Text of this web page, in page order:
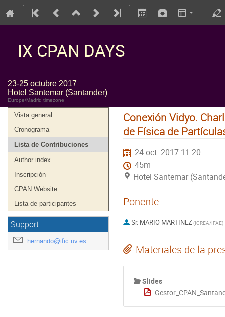
IX CPAN DAYS
23-25 octubre 2017
Hotel Santemar (Santander)
Europe/Madrid timezone
Vista general
Cronograma
Lista de Contribuciones
Author index
Inscripción
CPAN Website
Lista de participantes
Support
hernando@ific.uv.es
Conexión Vidyo.
de Física de
24 oct. 2017 11:20
45m
Hotel Santemar
Ponente
Sr. MARIO MARTINEZ(ICREA/IFAE)
Materiales de la
Slides